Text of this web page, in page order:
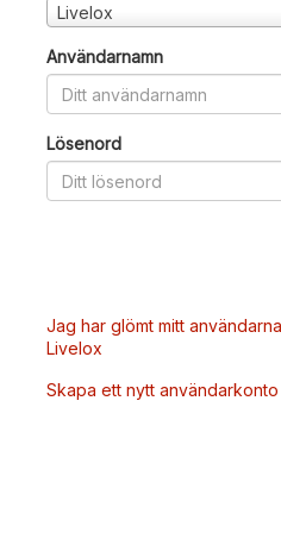
Livelox
Användarnamn
Lösenord
Jag har glömt mitt
Livelox
Skapa ett nytt användarkonto